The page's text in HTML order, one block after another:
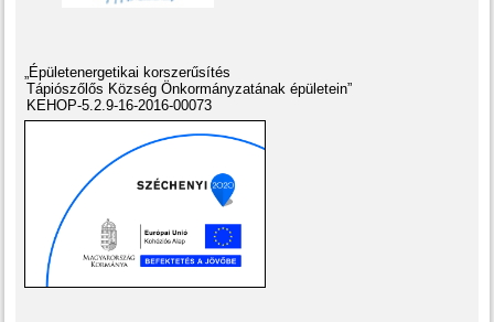
„Épületenergetikai korszerűsítés
Tápiószőlős Község Önkormányzatának épületein”
KEHOP-5.2.9-16-2016-00073